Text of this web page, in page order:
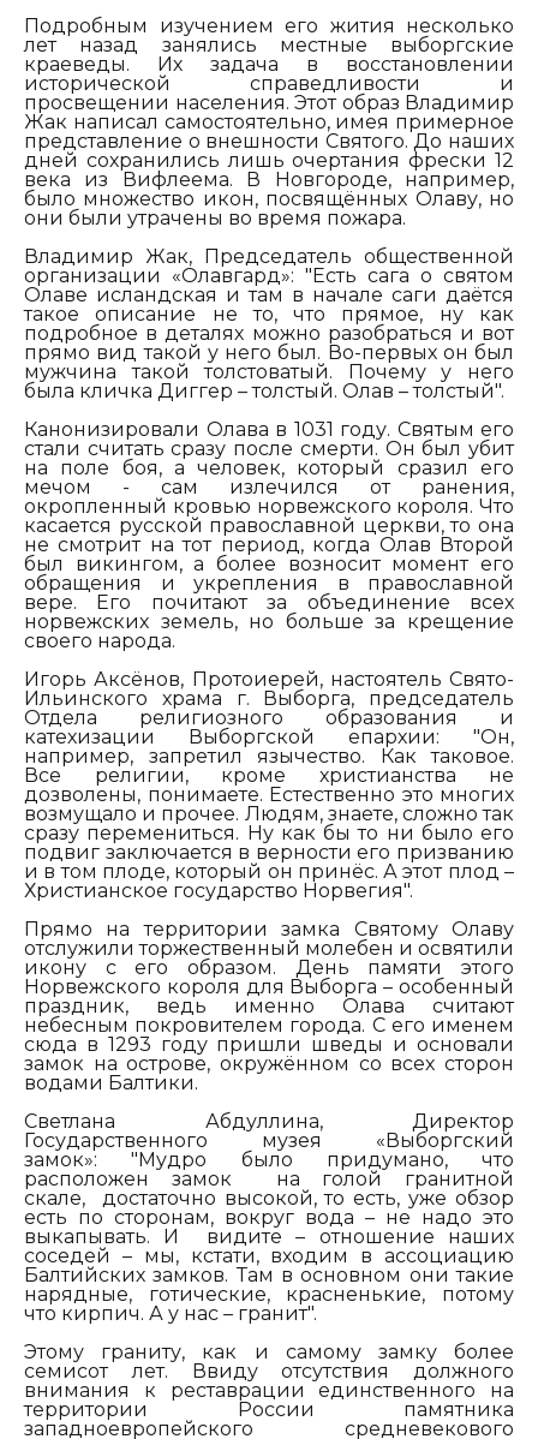
Подробным изучением его жития несколько
лет назад занялись местные выборгские
краеведы. Их задача в восстановлении
исторической справедливости и
просвещении населения. Этот образ Владимир
Жак написал самостоятельно, имея примерное
представление о внешности Святого. До наших
дней сохранились лишь очертания фрески 12
века из Вифлеема. В Новгороде, например,
было множество икон, посвящённых Олаву, но
они были утрачены во время пожара.
Владимир Жак, Председатель общественной
организации «Олавгард»: "Есть сага о святом
Олаве исландская и там в начале саги даётся
такое описание не то, что прямое, ну как
подробное в деталях можно разобраться и вот
прямо вид такой у него был. Во-первых он был
мужчина такой толстоватый. Почему у него
была кличка Диггер – толстый. Олав – толстый".
Канонизировали Олава в 1031 году. Святым его
стали считать сразу после смерти. Он был убит
на поле боя, а человек, который сразил его
мечом - сам излечился от ранения,
окропленный кровью норвежского короля. Что
касается русской православной церкви, то она
не смотрит на тот период, когда Олав Второй
был викингом, а более возносит момент его
обращения и укрепления в православной
вере. Его почитают за объединение всех
норвежских земель, но больше за крещение
своего народа.
Игорь Аксёнов, Протоиерей, настоятель Свято-
Ильинского храма г. Выборга, председатель
Отдела религиозного образования и
катехизации Выборгской епархии: "Он,
например, запретил язычество. Как таковое.
Все религии, кроме христианства не
дозволены, понимаете. Естественно это многих
возмущало и прочее. Людям, знаете, сложно так
сразу перемениться. Ну как бы то ни было его
подвиг заключается в верности его призванию
и в том плоде, который он принёс. А этот плод –
Христианское государство Норвегия".
Прямо на территории замка Святому Олаву
отслужили торжественный молебен и освятили
икону с его образом. День памяти этого
Норвежского короля для Выборга – особенный
праздник, ведь именно Олава считают
небесным покровителем города. С его именем
сюда в 1293 году пришли шведы и основали
замок на острове, окружённом со всех сторон
водами Балтики.
Светлана Абдуллина, Директор
Государственного музея «Выборгский
замок»:"Мудро было придумано, что
расположен замок на голой гранитной
скале,
достаточно высокой, то есть, уже обзор
есть по сторонам, вокруг вода – не надо это
выкапывать. И видите – отношение наших
соседей – мы, кстати, входим в ассоциацию
Балтийских замков. Там в основном они такие
нарядные, готические, красненькие, потому
что кирпич. А у нас – гранит".
Этому граниту, как и самому замку более
семисот лет. Ввиду отсутствия должного
внимания к реставрации единственного на
территории России памятника
западноевропейского средневекового